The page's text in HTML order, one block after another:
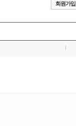
회원가입